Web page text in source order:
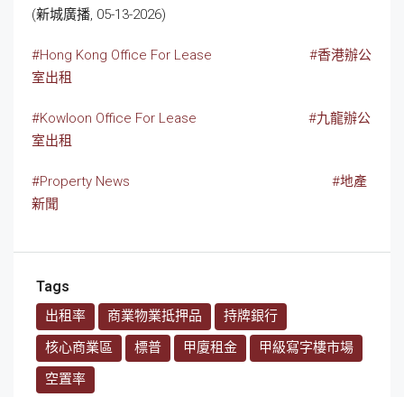
(新城廣播, 05-13-2026)
#Hong Kong Office For Lease
#香港辦公
室出租
#Kowloon Office For Lease
#九龍辦公
室出租
#Property News
#地產
新聞
Tags
出租率 商業物業抵押品
持牌銀行
核心商業區
標普 甲廈租金
甲級寫字樓市場
空置率